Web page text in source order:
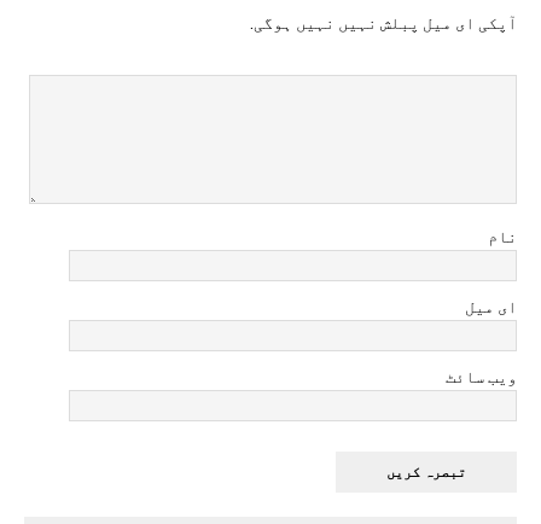
آپکی ای ميل پبلش نہيں نہيں ہوگی.
نام
ای میل
ویب سائٹ